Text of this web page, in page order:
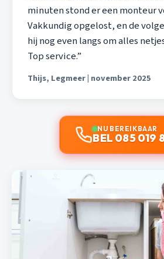
minuten stond er een monteur
Vakkundig opgelost, en de
hij nog even langs om alles
Top service.”
Thijs, Legmeer | november 2025
NU BEREIKBAAR
BEL 085 019